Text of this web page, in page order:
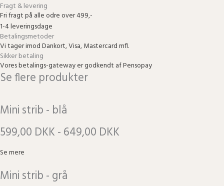
Fragt & levering
Fri fragt på alle odre over 499,-
1-4 leveringsdage
Betalingsmetoder
Vi tager imod Dankort, Visa, Mastercard mfl.
Sikker betaling
Vores betalings-gateway er godkendt af Pensopay
Se flere produkter
Mini strib - blå
599,00 DKK - 649,00 DKK
Se mere
Mini strib - grå